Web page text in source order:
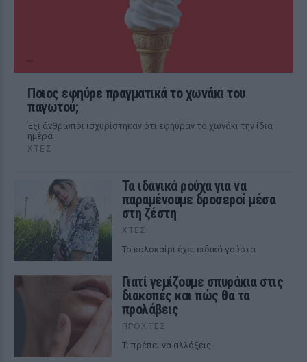
Ποιος εφηύρε πραγματικά το χωνάκι του
παγωτού;
Έξι άνθρωποι ισχυρίστηκαν ότι εφηύραν το χωνάκι την ίδια
ημέρα
ΧΤΕΣ
Τα ιδανικά ρούχα για να
παραμένουμε δροσεροί μέσα
στη ζέστη
ΧΤΕΣ
To καλοκαίρι έχει ειδικά γούστα
Γιατί γεμίζουμε σπυράκια στις
διακοπές και πώς θα τα
προλάβεις
ΠΡΟΧΤΈΣ
Τι πρέπει να αλλάξεις